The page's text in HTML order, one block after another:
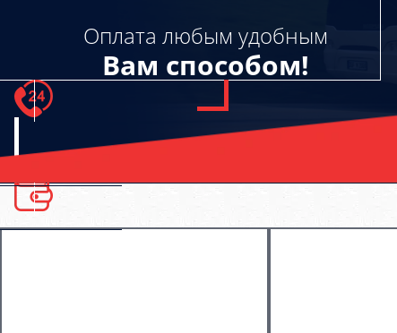
Оплата любым удобным
Вам способом!